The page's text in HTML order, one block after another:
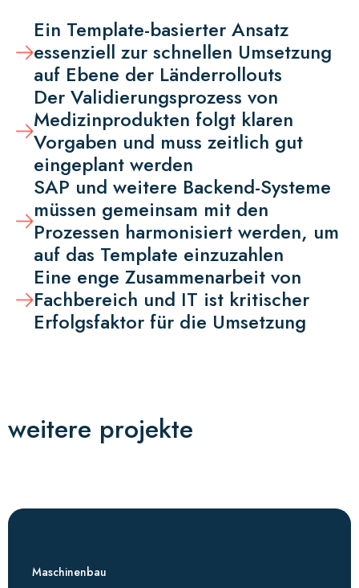
Ein Template-basierter Ansatz
essenziell zur schnellen Umsetzung
auf Ebene der Länderrollouts
Der Validierungsprozess von
Medizinprodukten folgt klaren
Vorgaben und muss zeitlich gut
eingeplant werden
SAP und weitere Backend-Systeme
müssen gemeinsam mit den
Prozessen harmonisiert werden, um
auf das Template einzuzahlen
Eine enge Zusammenarbeit von
Fachbereich und IT ist kritischer
Erfolgsfaktor für die Umsetzung
weitere projekte
Maschinenbau